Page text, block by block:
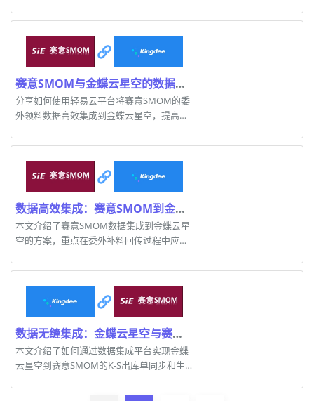
赛意SMOM与金蝶云星空的数据集成案例解析
分享如何使用轻易云平台将赛意SMOM的委
外领料数据高效集成到金蝶云星空，提高业
数据高效集成：赛意SMOM到金蝶云星空的委外补料回传
本文介绍了赛意SMOM数据集成到金蝶云星
空的方案，重点在委外补料回传过程中应用
数据无缝集成：金蝶云星空与赛意SMOM的K-S出库单同步
本文介绍了如何通过数据集成平台实现金蝶
云星空到赛意SMOM的K-S出库单同步和生